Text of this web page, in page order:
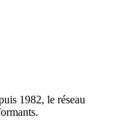
1982, le réseau